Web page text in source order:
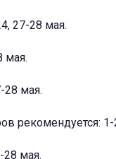
27-28 мая.
мая.
28 мая.
рекомендуется:
28 мая.